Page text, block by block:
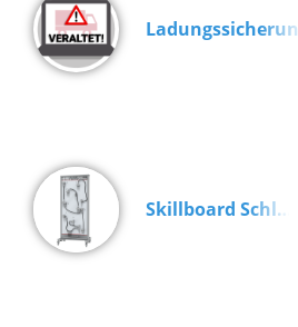
Ladungssicherung
Skillboard Schl…